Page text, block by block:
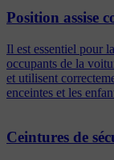
Position assise
Il est essentiel pour
occupants de la
et utilisent
enceintes et les
Ceintures de